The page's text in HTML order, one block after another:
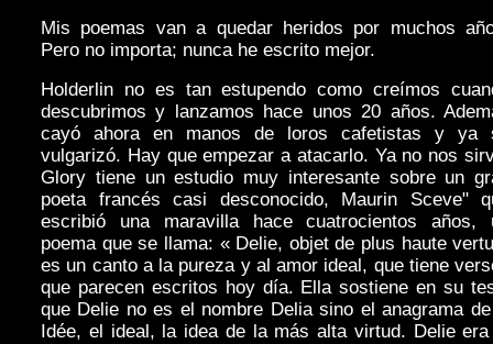
Mis poemas van a quedar heridos por muchos
Pero no importa; nunca he escrito mejor.
Holderlin no es tan estupendo como creímos
descubrimos y lanzamos hace unos 20 años.
cayó ahora en manos de loros cafetistas y ya
vulgarizó. Hay que empezar a atacarlo. Ya no nos
Glory tiene un estudio muy interesante sobre un
poeta francés casi desconocido, Maurin Sceve"
escribió una maravilla hace cuatrocientos años,
poema que se llama: « Delie, objet de plus haute
es un canto a la pureza y al amor ideal, que tiene
que parecen escritos hoy día. Ella sostiene en su
que Delie no es el nombre Delia sino el anagrama
Idée, el ideal, la idea de la más alta virtud. Delie